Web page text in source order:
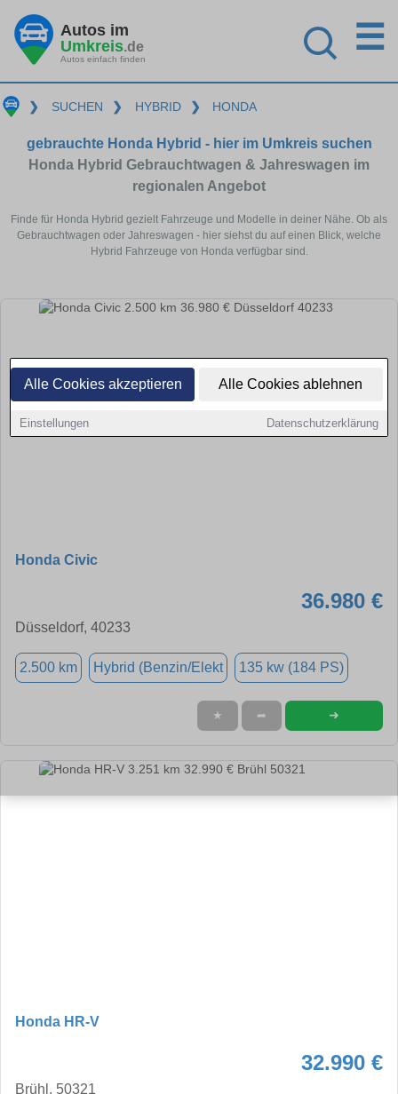
Alle Cookies akzeptieren Alle Cookies ablehnen
Einstellungen Datenschutzerklärung
Autos im
Umkreis.de
Autos einfach finden
☰
❯ SUCHEN ❯ HYBRID ❯ HONDA
gebrauchte Honda Hybrid - hier im Umkreis suchen
Honda Hybrid Gebrauchtwagen & Jahreswagen im
regionalen Angebot
Finde für Honda Hybrid gezielt Fahrzeuge und Modelle in deiner Nähe. Ob als
Gebrauchtwagen oder Jahreswagen - hier siehst du auf einen Blick, welche
Hybrid Fahrzeuge von Honda verfügbar sind.
Honda Civic
36.980 €
Düsseldorf, 40233
2.500 km Hybrid (Benzin/Elekt 135 kw (184 PS)
★ ➦ ➜
Honda HR-V
32.990 €
Brühl, 50321